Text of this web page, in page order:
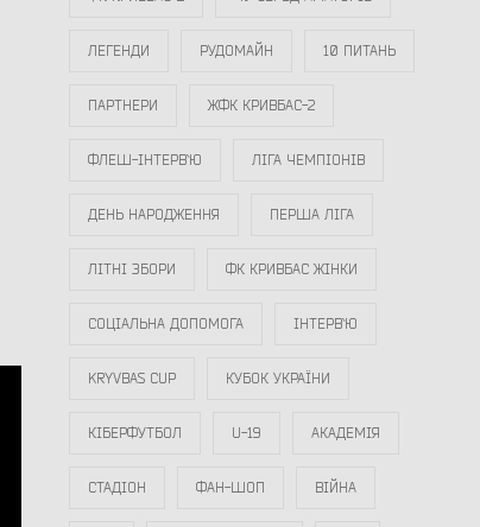
ЛЕГЕНДИ РУДОМАЙН 10 ПИТАНЬ
ПАРТНЕРИ ЖФК КРИВБАС-2
ФЛЕШ-ІНТЕРВ`Ю ЛІГА ЧЕМПІОНІВ
ДЕНЬ НАРОДЖЕННЯ ПЕРША ЛІГА
ЛІТНІ ЗБОРИ ФК КРИВБАС ЖІНКИ
СОЦІАЛЬНА ДОПОМОГА ІНТЕРВ`Ю
KRYVBAS CUP КУБОК УКРАЇНИ
КІБЕРФУТБОЛ U-19 АКАДЕМІЯ
СТАДІОН ФАН-ШОП ВІЙНА